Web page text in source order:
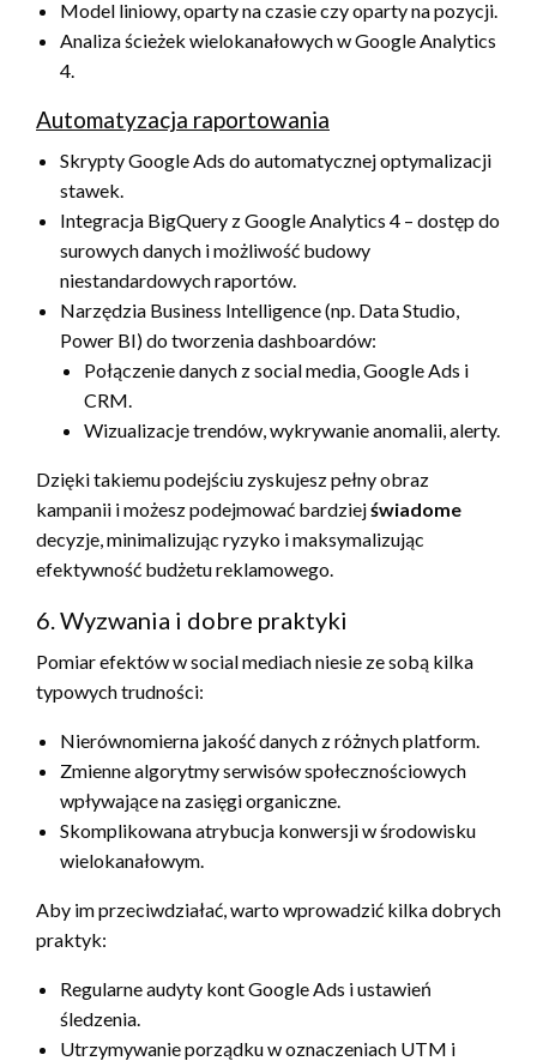
Model liniowy, oparty na czasie czy oparty na pozycji.
Analiza ścieżek wielokanałowych w Google Analytics
4.
Automatyzacja raportowania
Skrypty Google Ads do automatycznej optymalizacji
stawek.
Integracja BigQuery z Google Analytics 4 – dostęp do
surowych danych i możliwość budowy
niestandardowych raportów.
Narzędzia Business Intelligence (np. Data Studio,
Power BI) do tworzenia dashboardów:
Połączenie danych z social media, Google Ads i
CRM.
Wizualizacje trendów, wykrywanie anomalii, alerty.
Dzięki takiemu podejściu zyskujesz pełny obraz
kampanii i możesz podejmować bardziejświadome
decyzje, minimalizując ryzyko i maksymalizując
efektywność budżetu reklamowego.
6. Wyzwania i dobre praktyki
Pomiar efektów w social mediach niesie ze sobą kilka
typowych trudności:
Nierównomierna jakość danych z różnych platform.
Zmienne algorytmy serwisów społecznościowych
wpływające na zasięgi organiczne.
Skomplikowana atrybucja konwersji w środowisku
wielokanałowym.
Aby im przeciwdziałać, warto wprowadzić kilka dobrych
praktyk:
Regularne audyty kont Google Ads i ustawień
śledzenia.
Utrzymywanie porządku w oznaczeniach UTM i